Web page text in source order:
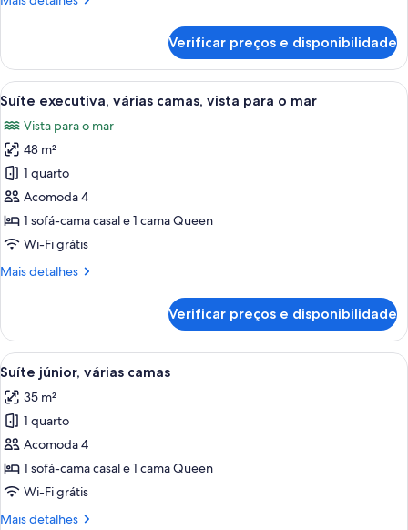
Verificar preços e disponibilidade
Carrega
todas
as
fotos
de
Suíte
executiva,
várias
vista
mar
Quarto de hotel moderno com uma
11
Suíte executiva, várias camas, vista para o mar
Vista para o mar
48 m²
1 quarto
Acomoda 4
1 sofá-cama casal e 1 cama Queen
Wi-Fi grátis
Mais detalhes
Mais
executiva,
várias
camas,
para
o
mar
Verificar preços e disponibilidade
Carrega
todas
as
fotos
de
Suíte
júnior,
Quarto de hotel moderno com
12
Suíte júnior, várias camas
35 m²
1 quarto
Acomoda 4
1 sofá-cama casal e 1 cama Queen
Wi-Fi grátis
Mais detalhes
Mais